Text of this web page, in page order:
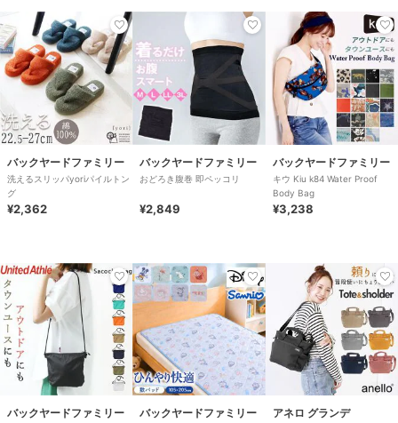
バックヤードファミリー
洗えるスリッパyoriパイルトン
グ
¥2,362
バックヤードファミリー
おどろき腹巻 即ペッコリ
¥2,849
バックヤードファミリー
キウ Kiu k84 Water Proof
Body Bag
¥3,238
バックヤードファミリー バックヤードファミリー アネロ グランデ